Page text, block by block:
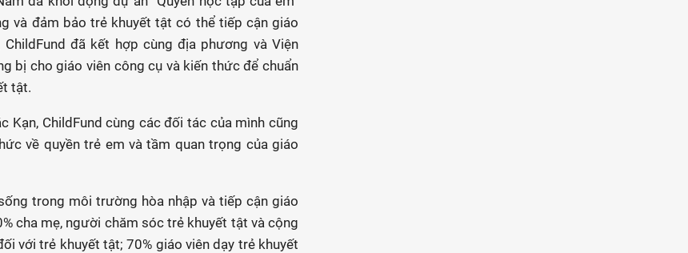
và đảm bảo trẻ khuyết tật có thể tiếp cận giáo
đã kết hợp cùng địa phương và Viện
bị cho giáo viên công cụ và kiến thức để chuẩn
tật.
Kạn, ChildFund cùng các đối tác của mình cũng
về quyền trẻ em và tầm quan trọng của giáo
trong môi trường hòa nhập và tiếp cận giáo
cha mẹ, người chăm sóc trẻ khuyết tật và cộng
với trẻ khuyết tật; 70% giáo viên dạy trẻ khuyết